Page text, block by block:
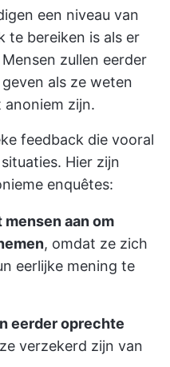
een niveau van
te bereiken is als er
zullen eerder
als ze weten
zijn.
feedback die vooral
Hier zijn
enquêtes:
aan om
, omdat ze zich
eerlijke mening te
eerder oprechte
verzekerd zijn van